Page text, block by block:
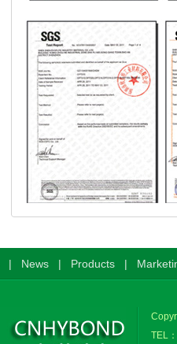
| News | Products |
TEL